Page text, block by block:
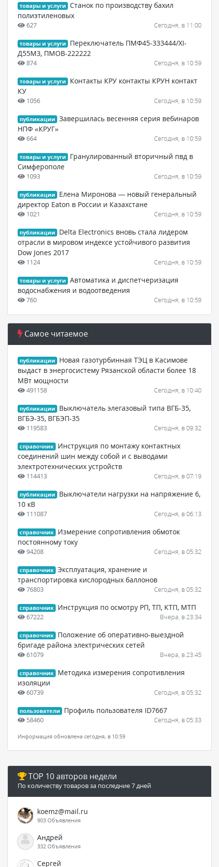
товары и услуги
Станок по производству бахил
полиэтиленовых
627 Сегодня, в 11:00
товары и услуги
Переключатель ПМФ45-333444/XI-
Д55М3, ПМОВ-222222
874 Сегодня, в 10:59
товары и услуги
Контакты КРУ контакты КРУН контакт
КУ
1056 Сегодня, в 10:59
публикации
Завершилась весенняя серия вебинаров
НПФ «КРУГ»
664 Сегодня, в 10:59
товары и услуги
Гранулированный вторичный пвд в
Симферополе
1093 Сегодня, в 10:59
публикации
Елена Миронова — новый генеральный
директор Eaton в России и Казахстане
1021 Сегодня, в 10:59
публикации
Delta Electronics вновь стала лидером
отрасли в мировом индексе устойчивого развития
Dow Jones 2017
1124 Сегодня, в 10:59
товары и услуги
Автоматика и диспетчеризация
водоснабжения и водоотведения
760 Сегодня, в 10:59
Самое читаемое
публикации
Новая газотурбинная ТЭЦ в Касимове
выдаст в энергосистему Рязанской области более 18
МВт мощности
491158 Сегодня, в 10:40
публикации
Выключатель элегазовый типа ВГБ-35,
ВГБЭ-35, ВГБЭП-35
119583 Сегодня, в 09:32
справочник
Инструкция по монтажу контактных
соединений шин между собой и с выводами
электротехнических устройств
114413 Сегодня, в 07:19
публикации
Выключатели нагрузки на напряжение 6,
10 кВ
111087 Сегодня, в 06:13
справочник
Измерение сопротивления обмоток
постоянному току
94208 Сегодня, в 05:32
справочник Эксплуатация, хранение и
транспортировка кислородных баллонов
76803 Сегодня, в 05:32
справочник Инструкция по осмотру РП, ТП, КТП, МТП
67222 Вчера, в 23:34
справочник
Положение об оперативно-выездной
бригаде района электрических сетей
61079 Вчера, в 23:45
справочник
Методика измерения сопротивления
изоляции
60739 Сегодня, в 05:32
пользователи Профиль пользователя ID7667
58460 Сегодня, в 05:33
Информация обновлена сегодня, в 10:59
TOP 10 авторов недели
По количеству товаров за последние 7 дней
koemz@mail.ru
903 Объявления
Андрей
332 Объявления
Сергей